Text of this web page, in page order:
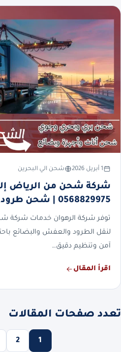
1 أبريل 2026 شحن الي البحرين
شركة شحن من الرياض
0568829975 | شحن طرود وعفش وبضائع
توفر شركة الرهوان خدمات شركة
لنقل الطرود والعفش والبضائع
آمن وتنظيم دقيق…
اقرأ المقال
تعدد صفحات المقالات
1
2